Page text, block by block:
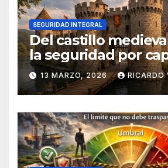
SEGURIDAD INTEGRAL
Del castillo
la seguridad por
13 MARZO, 2026 RICARDO